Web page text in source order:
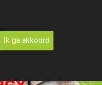
Ik ga akkoord